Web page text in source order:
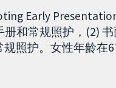
Early
册和常规照护，(2)
照护。女性年龄在